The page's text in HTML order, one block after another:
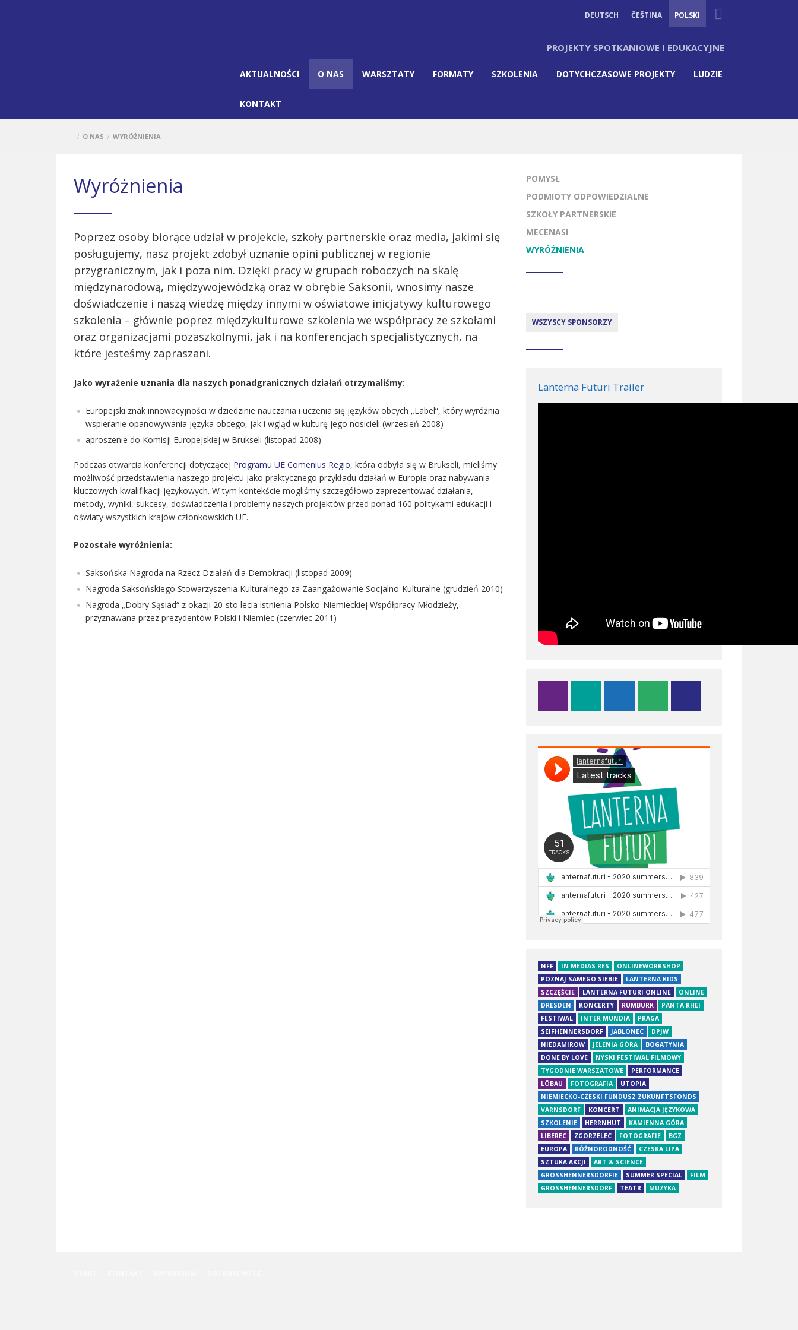
DEUTSCH ČEŠTINA POLSKI
PROJEKTY SPOTKANIOWE I EDUKACYJNE
AKTUALNOŚCI O NAS WARSZTATY FORMATY SZKOLENIA DOTYCHCZASOWE PROJEKTY LUDZIE
KONTAKT
/ O NAS / WYRÓŻNIENIA
Wyróżnienia
Poprzez osoby biorące udział w projekcie, szkoły partnerskie oraz media, jakimi się
posługujemy, nasz projekt zdobył uznanie opini publicznej w regionie
przygranicznym, jak i poza nim. Dzięki pracy w grupach roboczych na skalę
międzynarodową, międzywojewódzką oraz w obrębie Saksonii, wnosimy nasze
doświadczenie i naszą wiedzę między innymi w oświatowe inicjatywy kulturowego
szkolenia – głównie poprez międzykulturowe szkolenia we współpracy ze szkołami
oraz organizacjami pozaszkolnymi, jak i na konferencjach specjalistycznych, na
które jesteśmy zapraszani.
Jako wyrażenie uznania dla naszych ponadgranicznych działań otrzymaliśmy:
Europejski znak innowacyjności w dziedzinie nauczania i uczenia się języków obcych „Label“, który wyróżnia
wspieranie opanowywania języka obcego, jak i wgląd w kulturę jego nosicieli (wrzesień 2008)
aproszenie do Komisji Europejskiej w Brukseli (listopad 2008)
Podczas otwarcia konferencji dotyczącej Programu UE Comenius Regio, która odbyła się w Brukseli, mieliśmy
możliwość przedstawienia naszego projektu jako praktycznego przykładu działań w Europie oraz nabywania
kluczowych kwalifikacji językowych. W tym kontekście mogliśmy szczegółowo zaprezentować działania,
metody, wyniki, sukcesy, doświadczenia i problemy naszych projektów przed ponad 160 politykami edukacji i
oświaty wszystkich krajów członkowskich UE.
Pozostałe wyróżnienia:
Saksońska Nagroda na Rzecz Działań dla Demokracji (listopad 2009)
Nagroda Saksońskiego Stowarzyszenia Kulturalnego za Zaangażowanie Socjalno-Kulturalne (grudzień 2010)
Nagroda „Dobry Sąsiad“ z okazji 20-sto lecia istnienia Polsko-Niemieckiej Współpracy Młodzieży,
przyznawana przez prezydentów Polski i Niemiec (czerwiec 2011)
POMYSŁ
PODMIOTY ODPOWIEDZIALNE
SZKOŁY PARTNERSKIE
MECENASI
WYRÓŻNIENIA
WSZYSCY SPONSORZY
Lanterna Futuri Trailer
NFF IN MEDIAS RES
ONLINEWORKSHOP
POZNAJ SAMEGO SIEBIE
LANTERNA KIDS
SZCZĘŚCIE
LANTERNA FUTURI ONLINE
ONLINE
DRESDEN
KONCERTY RUMBURK
PANTA RHEI
FESTIWAL
INTER MUNDIA
PRAGA
SEIFHENNERSDORF
JABLONEC
DPJW
NIEDAMIROW
JELENIA GÓRA
BOGATYNIA
DONE BY LOVE
NYSKI FESTIWAL FILMOWY
TYGODNIE WARSZATOWE
PERFORMANCE
LÖBAU
FOTOGRAFIA
UTOPIA
NIEMIECKO-CZESKI FUNDUSZ ZUKUNFTSFONDS
VARNSDORF
KONCERT
ANIMACJA JĘZYKOWA
SZKOLENIE
HERRNHUT
KAMIENNA GÓRA
LIBEREC
ZGORZELEC FOTOGRAFIE
BGZ
EUROPA
RÓŻNORODNOŚĆ
CZESKA LIPA
SZTUKA AKCJI
ART & SCIENCE
GROSSHENNERSDORFIE
SUMMER SPECIAL
FILM
GROSSHENNERSDORF
TEATR MUZYKA